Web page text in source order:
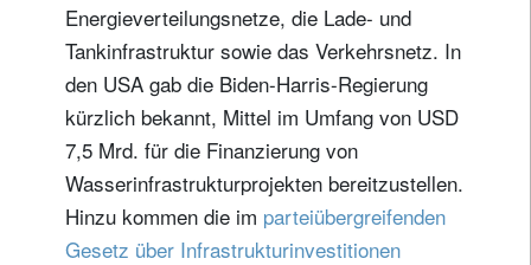
Energieverteilungsnetze, die Lade- und
Tankinfrastruktur sowie das Verkehrsnetz. In
den USA gab die Biden-Harris-Regierung
kürzlich bekannt, Mittel im Umfang von USD
7,5 Mrd. für die Finanzierung von
Wasserinfrastrukturprojekten bereitzustellen.
Hinzu kommen die im parteiübergreifenden
Gesetz über Infrastrukturinvestitionen